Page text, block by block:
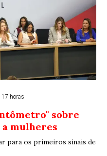
17 horas
sobre
a mulheres
para os primeiros sinais de